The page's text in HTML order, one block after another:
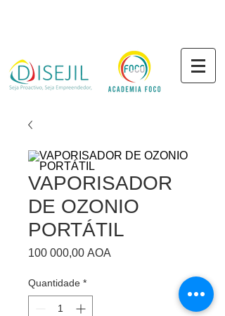
VAPORISADOR
DE OZONIO
PORTÁTIL
100 000,00 AOA
Quantidade *